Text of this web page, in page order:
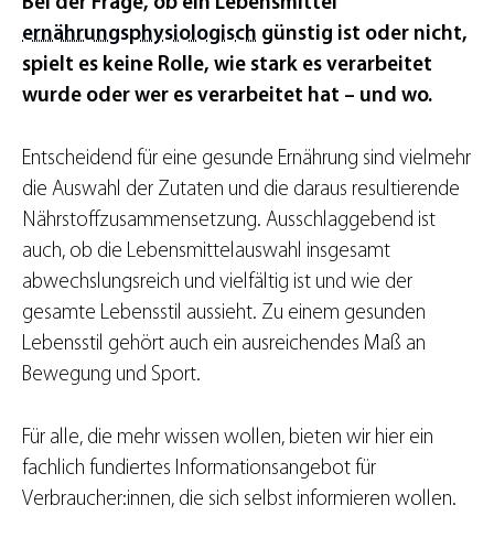
ernährungsphysiologisch günstig ist oder nicht,
spielt es keine Rolle, wie stark es verarbeitet
wurde oder wer es verarbeitet hat – und wo.
Entscheidend für eine gesunde Ernährung sind vielmehr
die Auswahl der Zutaten und die daraus resultierende
Nährstoffzusammensetzung. Ausschlaggebend ist
auch, ob die Lebensmittelauswahl insgesamt
abwechslungsreich und vielfältig ist und wie der
gesamte Lebensstil aussieht. Zu einem gesunden
Lebensstil gehört auch ein ausreichendes Maß an
Bewegung und Sport.
Für alle, die mehr wissen wollen, bieten wir hier ein
fachlich fundiertes Informationsangebot für
Verbraucher:innen, die sich selbst informieren wollen.